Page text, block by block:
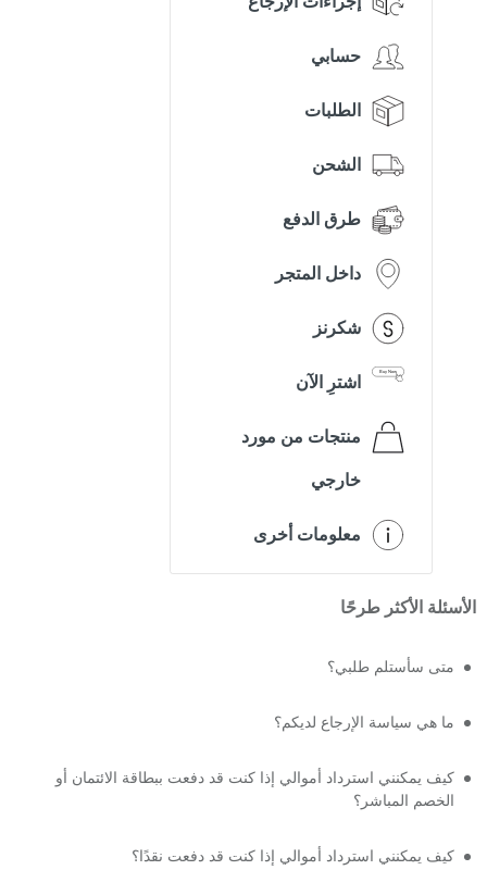
حسابي
الطلبات
الشحن
طرق الدفع
داخل المتجر
شكرنز
اشترِ الآن
منتجات من مورد
خارجي
معلومات أخرى
الأسئلة الأكثر طرحًا
متى سأستلم طلبي؟
ما هي سياسة الإرجاع لديكم؟
كيف يمكنني استرداد أموالي إذا كنت قد دفعت ببطاقة الائتمان أو
الخصم المباشر؟
كيف يمكنني استرداد أموالي إذا كنت قد دفعت نقدًا؟